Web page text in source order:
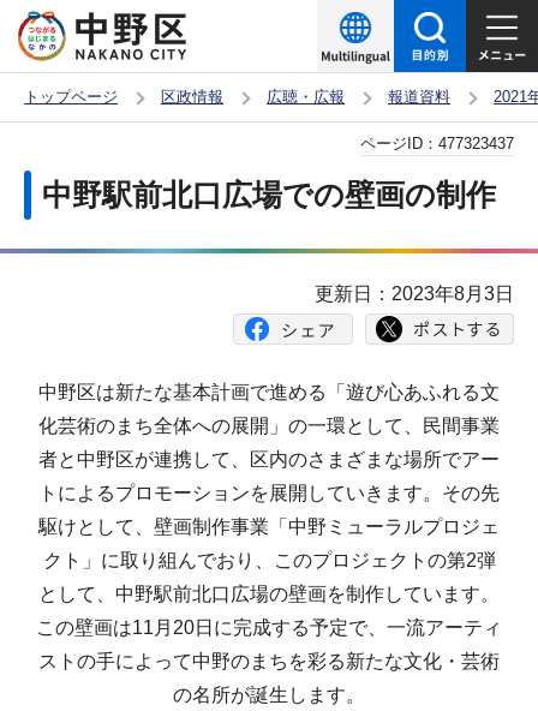
の
ー
頭
トップページ 区政情報 広聴・広報 報道資料 2021
中野駅前北口広場での壁画の制作
ページID： 477323437
更新日：2023年8月3日
中野区は新たな基本計画で進める「遊び心あふれる文
化芸術のまち全体への展開」の一環として、民間事業
者と中野区が連携して、区内のさまざまな場所でアー
トによるプロモーションを展開していきます。その先
駆けとして、壁画制作事業「中野ミューラルプロジェ
クト」に取り組んでおり、このプロジェクトの第2弾
として、中野駅前北口広場の壁画を制作しています。
この壁画は11月20日に完成する予定で、一流アーティ
ストの手によって中野のまちを彩る新たな文化・芸術
の名所が誕生します。